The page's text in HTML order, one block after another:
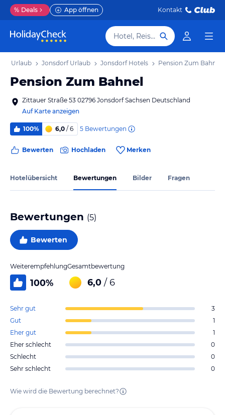
% Deals App öffnen Kontakt
Hotel, Reiseziel
Urlaub Jonsdorf Urlaub Jonsdorf Hotels Pension Zum Bahnel
Pension Zum Bahnel
Zittauer Straße 53 02796 Jonsdorf Sachsen Deutschland
Auf Karte anzeigen
100% 6,0 / 6 5 Bewertungen
Bewerten Hochladen Merken
Hotelübersicht Bewertungen Bilder Fragen
Bewertungen (5)
Bewerten
Weiterempfehlung
100%
Gesamtbewertung
6,0 / 6
Sehr gut
3
Gut
1
Eher gut
1
Eher schlecht
0
Schlecht
0
Sehr schlecht
0
Wie wird die Bewertung berechnet?